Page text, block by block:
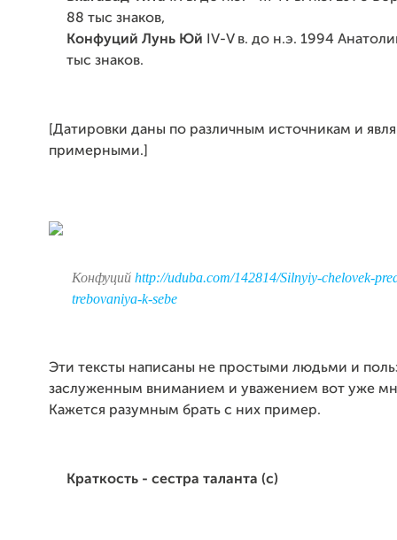
88 тыс знаков,
Конфуций Лунь Юй IV-V в. до н.э. 1994
тыс знаков.
[Датировки даны по различным источникам и
примерными.]
Конфуций http://uduba.com/142814/Silnyiy-chelovek-
trebovaniya-k-sebe
Эти тексты написаны не простыми людьми и
заслуженным вниманием и уважением вот уже
Кажется разумным брать с них пример.
Краткость - сестра таланта (с)